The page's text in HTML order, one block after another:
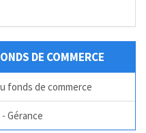
DE COMMERCE
fonds de commerce
Gérance